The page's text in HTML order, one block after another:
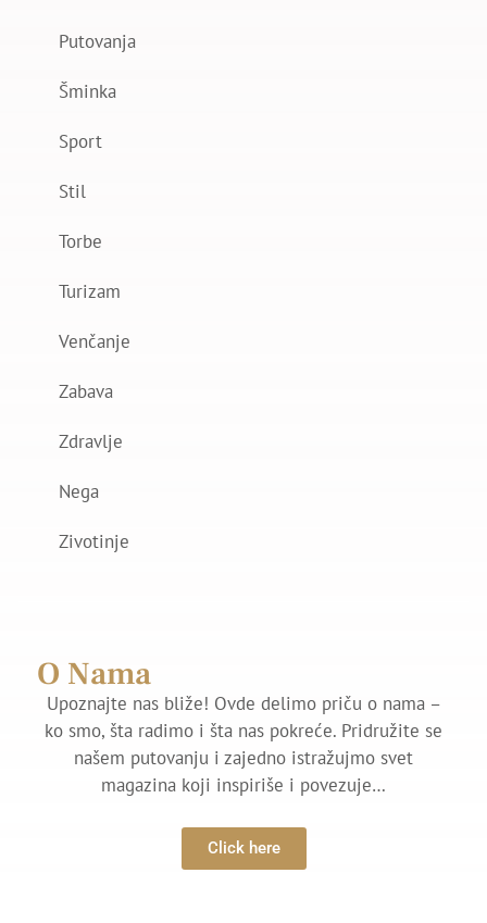
Putovanja
Šminka
Sport
Stil
Torbe
Turizam
Venčanje
Zabava
Zdravlje
Nega
Zivotinje
O Nama
Upoznajte nas bliže! Ovde delimo priču o nama –
ko smo, šta radimo i šta nas pokreće. Pridružite se
našem putovanju i zajedno istražujmo svet
magazina koji inspiriše i povezuje…
Click here